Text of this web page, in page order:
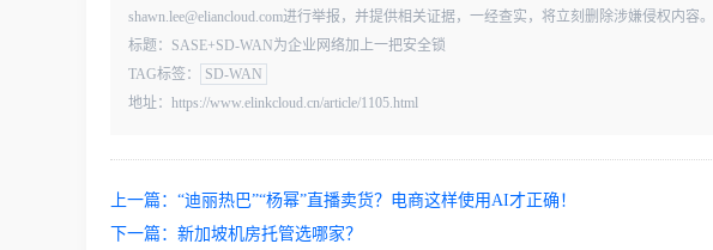
shawn.lee@eliancloud.com进行举报，并提供相关证据，一经查实，将立刻删除涉嫌侵权内容。
标题：SASE+SD-WAN为企业网络加上一把安全锁
TAG标签：
SD-WAN
地址：https://www.elinkcloud.cn/article/1105.html
上一篇： “迪丽热巴”“杨幂”直播卖货？电商这样使用AI才正确！
下一篇： 新加坡机房托管选哪家？